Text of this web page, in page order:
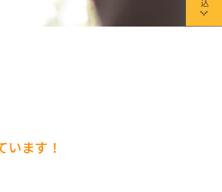
ます！